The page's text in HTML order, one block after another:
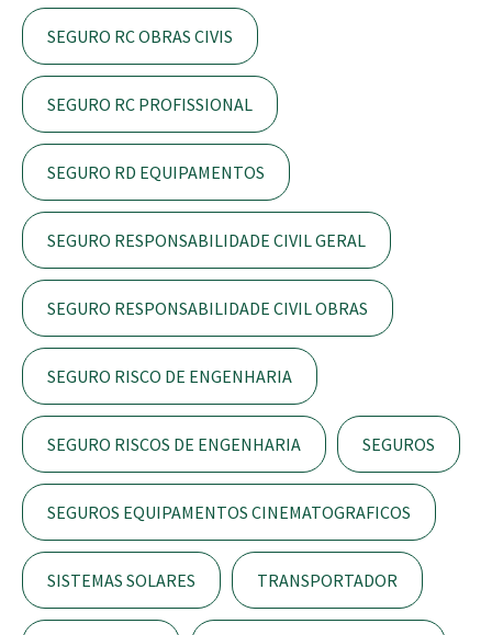
SEGURO RC OBRAS CIVIS
SEGURO RC PROFISSIONAL
SEGURO RD EQUIPAMENTOS
SEGURO RESPONSABILIDADE CIVIL GERAL
SEGURO RESPONSABILIDADE CIVIL OBRAS
SEGURO RISCO DE ENGENHARIA
SEGURO RISCOS DE ENGENHARIA SEGUROS
SEGUROS EQUIPAMENTOS CINEMATOGRAFICOS
SISTEMAS SOLARES TRANSPORTADOR